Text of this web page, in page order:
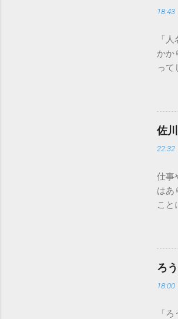
18:43
「
かか
って
ー
この
が
認識
準」
「
所」
び出
で
角」
力
佐
22:32
仕事
はあ
こと
ビ
なり
す
会
す。
ろ
18:00
「